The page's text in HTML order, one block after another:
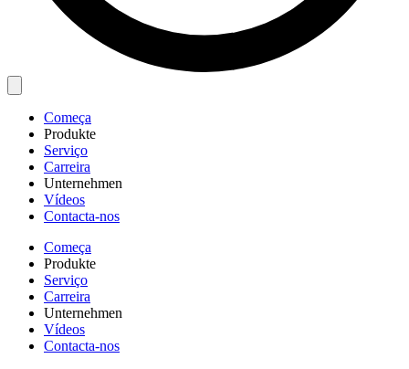
Começa
Produkte
Serviço
Carreira
Unternehmen
Vídeos
Contacta-nos
Começa
Produkte
Serviço
Carreira
Unternehmen
Vídeos
Contacta-nos